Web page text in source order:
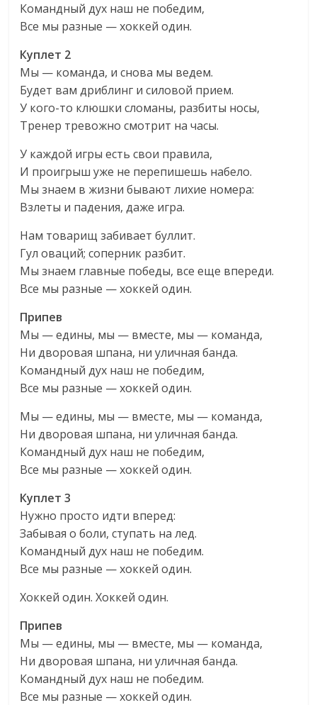
Командный дух наш не победим,
Все мы разные — хоккей один.
Куплет 2
Мы — команда, и снова мы ведем.
Будет вам дриблинг и силовой прием.
У кого-то клюшки сломаны, разбиты носы,
Тренер тревожно смотрит на часы.
У каждой игры есть свои правила,
И проигрыш уже не перепишешь набело.
Мы знаем в жизни бывают лихие номера:
Взлеты и падения, даже игра.
Нам товарищ забивает буллит.
Гул оваций; соперник разбит.
Мы знаем главные победы, все еще впереди.
Все мы разные — хоккей один.
Припев
Мы — едины, мы — вместе, мы — команда,
Ни дворовая шпана, ни уличная банда.
Командный дух наш не победим,
Все мы разные — хоккей один.
Мы — едины, мы — вместе, мы — команда,
Ни дворовая шпана, ни уличная банда.
Командный дух наш не победим,
Все мы разные — хоккей один.
Куплет 3
Нужно просто идти вперед:
Забывая о боли, ступать на лед.
Командный дух наш не победим.
Все мы разные — хоккей один.
Хоккей один. Хоккей один.
Припев
Мы — едины, мы — вместе, мы — команда,
Ни дворовая шпана, ни уличная банда.
Командный дух наш не победим.
Все мы разные — хоккей один.